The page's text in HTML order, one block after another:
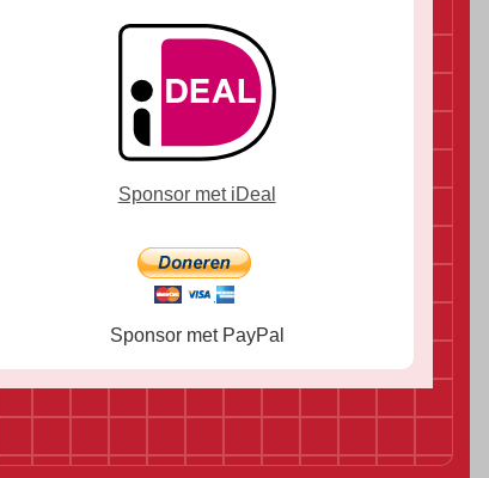
Sponsor met iDeal
Sponsor met PayPal